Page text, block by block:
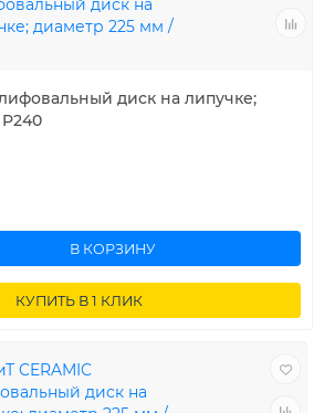
диск на липучке;
В КОРЗИНУ
КУПИТЬ В 1 КЛИК